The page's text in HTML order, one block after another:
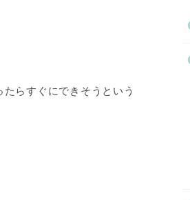
らすぐにできそうという